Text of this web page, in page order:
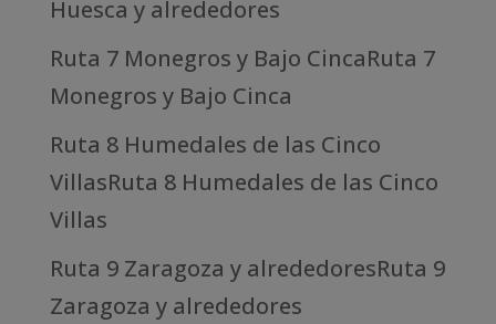
Huesca y alrededores
Ruta 7 Monegros y Bajo CincaRuta 7
Monegros y Bajo Cinca
Ruta 8 Humedales de las Cinco
VillasRuta 8 Humedales de las Cinco
Villas
Ruta 9 Zaragoza y alrededoresRuta 9
Zaragoza y alrededores